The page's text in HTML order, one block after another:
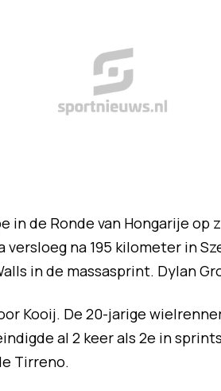
in de Ronde van Hongarije op
versloeg na 195 kilometer in
in de massasprint. Dylan
Kooij. De 20-jarige
al 2 keer als 2e in
Tirreno.